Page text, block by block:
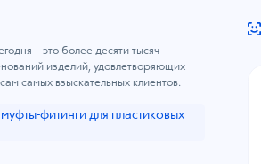
– это более десяти тысяч
изделий, удовлетворяющих
самых взыскательных клиентов.
муфты-фитинги для пластиковых